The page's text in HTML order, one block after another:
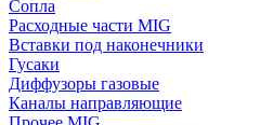
Сопла
Расходные части MIG
Вставки под наконечники
Гусаки
Диффузоры газовые
Каналы направляющие